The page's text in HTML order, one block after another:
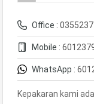
Office :
Mobile :
WhatsApp :
Kepakaran kami